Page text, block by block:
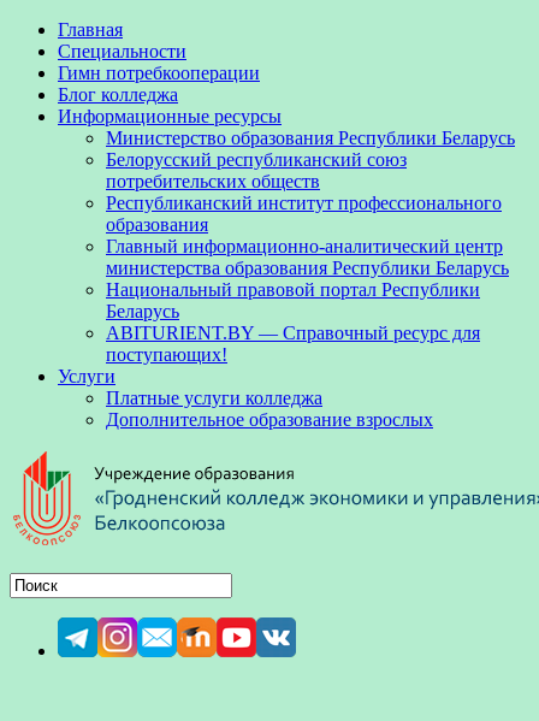
Главная
Специальности
Гимн потребкооперации
Блог колледжа
Информационные ресурсы
Министерство образования Республики Беларусь
Белорусский республиканский союз
потребительских обществ
Республиканский институт профессионального
образования
Главный информационно-аналитический центр
министерства образования Республики Беларусь
Национальный правовой портал Республики
Беларусь
ABITURIENT.BY — Справочный ресурс для
поступающих!
Услуги
Платные услуги колледжа
Дополнительное образование взрослых